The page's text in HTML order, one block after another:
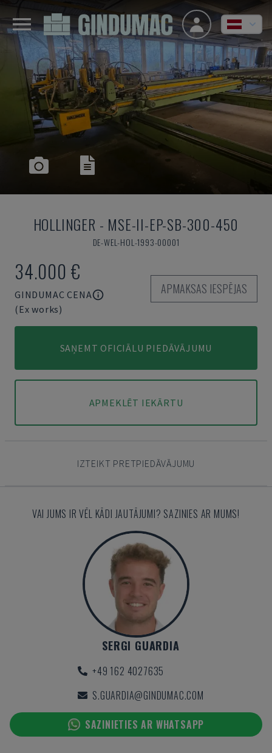
HOLLINGER - MSE-II-EP-SB-300-450
DE-WEL-HOL-1993-00001
34.000 €
GINDUMAC CENA
(Ex works)
APMAKSAS IESPĒJAS
SAŅEMT OFICIĀLU PIEDĀVĀJUMU
APMEKLĒT IEKĀRTU
IZTEIKT PRETPIEDĀVĀJUMU
VAI JUMS IR VĒL KĀDI JAUTĀJUMI? SAZINIES AR MUMS!
SERGI GUARDIA
+49 162 4027635
S.GUARDIA@GINDUMAC.COM
SAZINIETIES AR WHATSAPP